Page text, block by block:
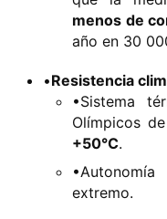
menos de
año en 30
•​​Resistencia
•Sistema
Olímpicos
+50°C​​.
extremo.